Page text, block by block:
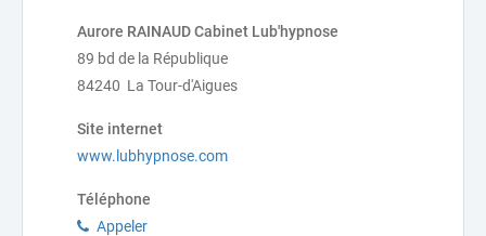
Aurore RAINAUD Cabinet Lub'hypnose
89 bd de la République
84240 La Tour-d'Aigues
Site internet
www.lubhypnose.com
Téléphone
Appeler